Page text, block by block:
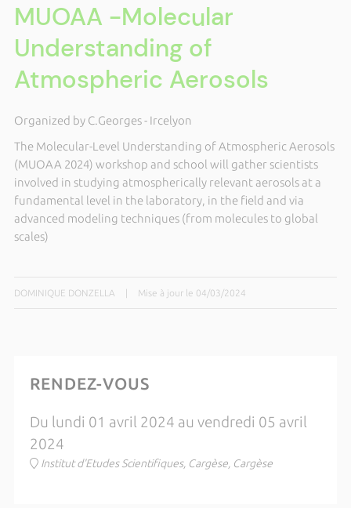
MUOAA -Molecular
Understanding of
Atmospheric Aerosols
Organized by C.Georges - Ircelyon
The Molecular-Level Understanding of Atmospheric Aerosols
(MUOAA 2024) workshop and school will gather scientists
involved in studying atmospherically relevant aerosols at a
fundamental level in the laboratory, in the field and via
advanced modeling techniques (from molecules to global
scales)
DOMINIQUE DONZELLA Mise à jour le 04/03/2024
RENDEZ-VOUS
Du lundi 01 avril 2024 au vendredi 05 avril
2024
Institut d'Etudes Scientifiques, Cargèse, Cargèse